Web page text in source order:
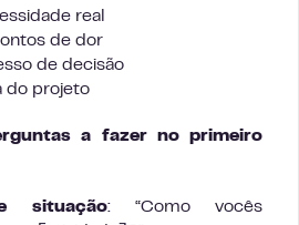
real
de dor
de decisão
do projeto
a fazer no primeiro
situação: “Como vocês